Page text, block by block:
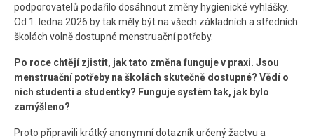
podporovatelů podařilo dosáhnout změny hygienické vyhlášky.
Od 1. ledna 2026 by tak měly být na všech základních a středních
školách volně dostupné menstruační potřeby.
Po roce chtějí zjistit, jak tato změna funguje v praxi. Jsou
menstruační potřeby na školách skutečně dostupné? Vědí o
nich studenti a studentky? Funguje systém tak, jak bylo
zamýšleno?
Proto připravili krátký anonymní dotazník určený žactvu a